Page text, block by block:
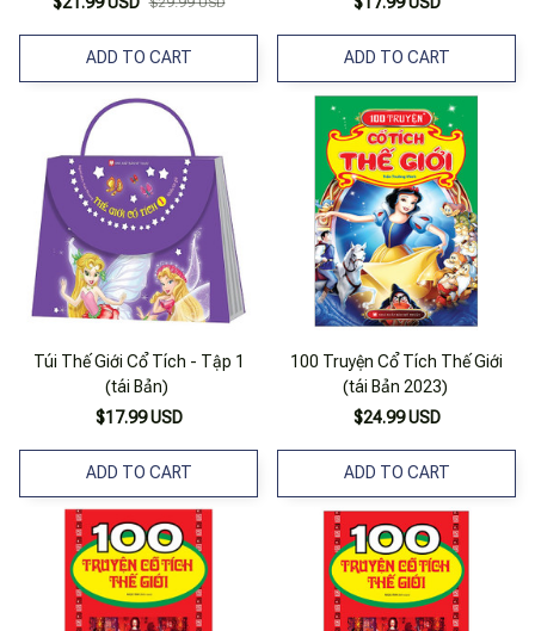
ADD TO CART ADD TO CART
Túi Thế Giới Cổ Tích - Tập 1
(tái Bản)
$17.99 USD
ADD TO CART
100 Truyện Cổ Tích Thế Giới
(tái Bản 2023)
$24.99 USD
ADD TO CART